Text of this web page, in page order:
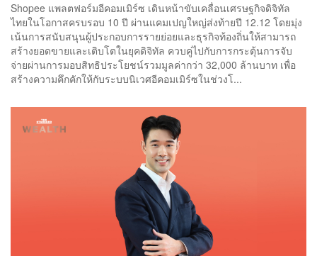
Shopee แพลตฟอร์มอีคอมเมิร์ซ เดินหน้าขับเคลื่อนเศรษฐกิจดิจิทัล
ไทยในโอกาสครบรอบ 10 ปี ผ่านแคมเปญใหญ่ส่งท้ายปี 12.12 โดยมุ่ง
เน้นการสนับสนุนผู้ประกอบการรายย่อยและธุรกิจท้องถิ่นให้สามารถ
สร้างยอดขายและเติบโตในยุคดิจิทัล ควบคู่ไปกับการกระตุ้นการจับ
จ่ายผ่านการมอบสิทธิประโยชน์รวมมูลค่ากว่า 32,000 ล้านบาท เพื่อ
สร้างความคึกคักให้กับระบบนิเวศอีคอมเมิร์ซในช่วงโ...